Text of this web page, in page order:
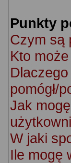
Punkty
Czym są
Kto
pomógł/
Jak
W jaki
Ile mogę